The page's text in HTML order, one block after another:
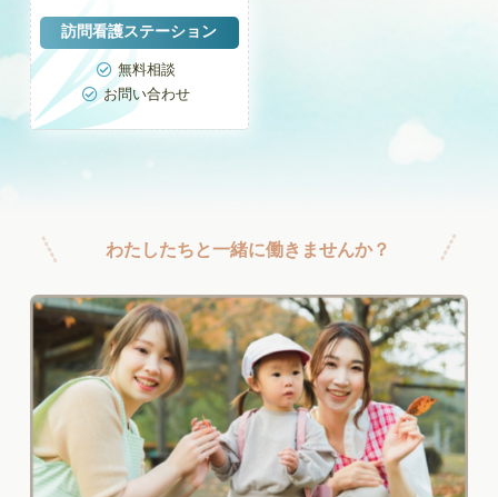
訪問看護ステーション
 無料相談
 お問い合わせ
わたしたちと一緒に働きませんか？